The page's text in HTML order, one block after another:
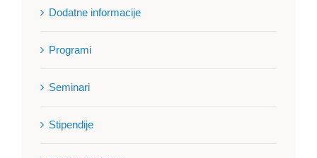
Dodatne informacije
Programi
Seminari
Stipendije